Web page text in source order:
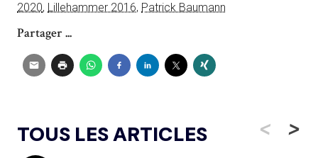
2020, Lillehammer 2016, Patrick Baumann
Partager ...
TOUS LES ARTICLES < >